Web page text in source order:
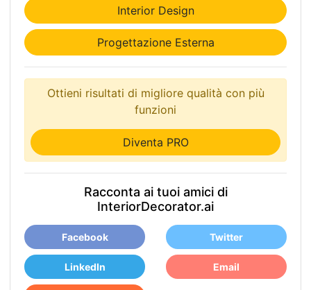
Interior Design
Progettazione Esterna
Ottieni risultati di migliore qualità con più
funzioni
Diventa PRO
Racconta ai tuoi amici di
InteriorDecorator.ai
Facebook Twitter
LinkedIn Email